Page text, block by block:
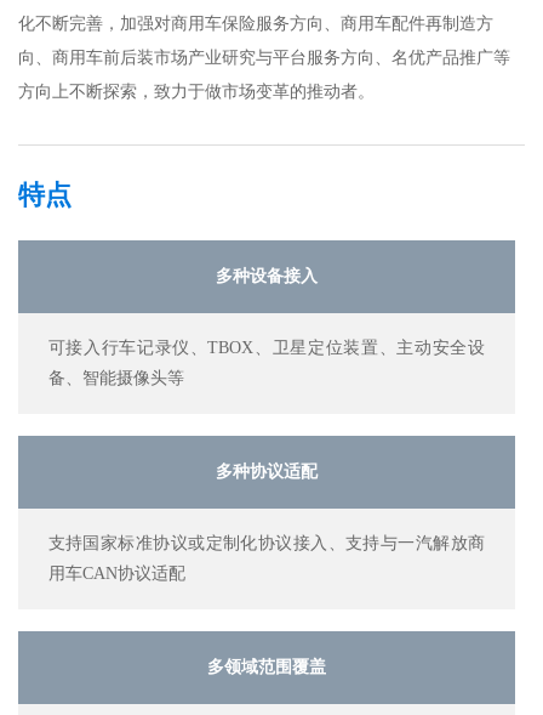
化不断完善，加强对商用车保险服务方向、商用车配件再制造方
向、商用车前后装市场产业研究与平台服务方向、名优产品推广等
方向上不断探索，致力于做市场变革的推动者。
特点
多种设备接入
可接入行车记录仪、TBOX、卫星定位装置、主动安全设
备、智能摄像头等
多种协议适配
支持国家标准协议或定制化协议接入、支持与一汽解放商
用车CAN协议适配
多领域范围覆盖